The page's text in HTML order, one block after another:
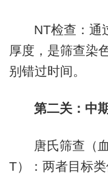
NT检查：通
厚度，是筛查染
别错过时间。
第二关：中
唐氏筛查（
T）：两者目标